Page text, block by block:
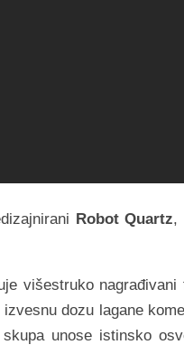
Robot Quartz,
višestruko
dozu lagane
unose istinsko